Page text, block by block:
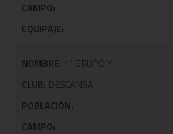
CAMPO:
EQUIPAJE:
NOMBRE: 1º GRUPO Y
CLUB: DESCANSA
POBLACIÓN:
CAMPO: